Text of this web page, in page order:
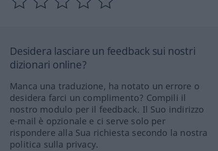
Desidera lasciare un feedback sui nostri
dizionari online?
Manca una traduzione, ha notato un errore o
desidera farci un complimento? Compili il
nostro modulo per il feedback. Il Suo indirizzo
e-mail è opzionale e ci serve solo per
rispondere alla Sua richiesta secondo la nostra
politica sulla privacy.